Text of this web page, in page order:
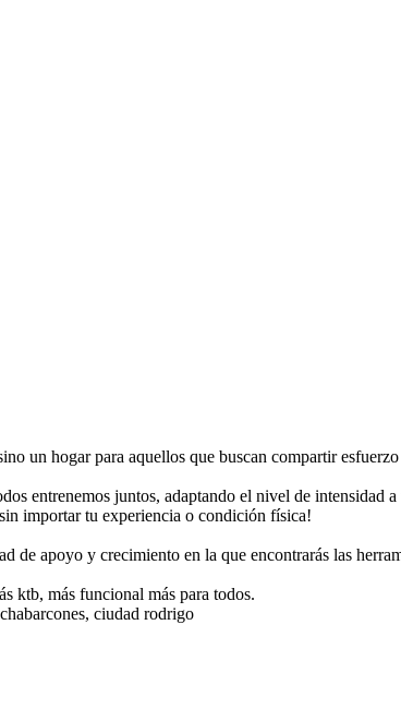
un hogar para aquellos que buscan compartir
entrenemos juntos, adaptando el nivel de
importar tu experiencia o condición física!
de apoyo y crecimiento en la que encontrarás las
ktb, más funcional más para todos.
ciudad rodrigo